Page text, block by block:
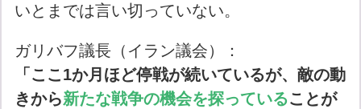
いとまでは言い切っていない。
ガリバフ議長（イラン議会）：
「ここ1か月ほど停戦が続いているが、敵の動
きから新たな戦争の機会を探っていることが